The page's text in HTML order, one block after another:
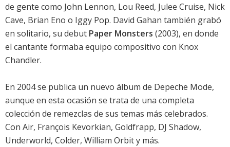
de gente como John Lennon, Lou Reed, Julee Cruise, Nick
Cave, Brian Eno o Iggy Pop. David Gahan también grabó
en solitario, su debut Paper Monsters (2003), en donde
el cantante formaba equipo compositivo con Knox
Chandler.
En 2004 se publica un nuevo álbum de Depeche Mode,
aunque en esta ocasión se trata de una completa
colección de remezclas de sus temas más celebrados.
Con Air, François Kevorkian, Goldfrapp, DJ Shadow,
Underworld, Colder, William Orbit y más.